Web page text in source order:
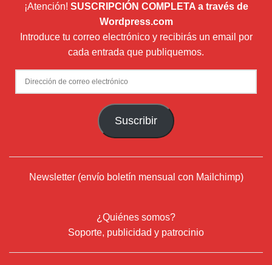
¡Atención! SUSCRIPCIÓN COMPLETA a través de
Wordpress.com
Introduce tu correo electrónico y recibirás un email por
cada entrada que publiquemos.
Dirección
de
Suscribir
Newsletter (envío boletín mensual con Mailchimp)
¿Quiénes somos?
Soporte, publicidad y patrocinio